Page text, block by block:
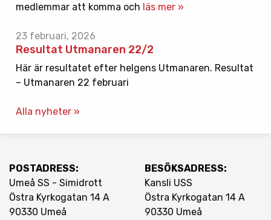
medlemmar att komma och läs mer »
23 februari, 2026
Resultat Utmanaren 22/2
Här är resultatet efter helgens Utmanaren. Resultat
– Utmanaren 22 februari
Alla nyheter »
POSTADRESS:
Umeå SS - Simidrott
Östra Kyrkogatan 14 A
90330 Umeå
BESÖKSADRESS:
Kansli USS
Östra Kyrkogatan 14 A
90330 Umeå